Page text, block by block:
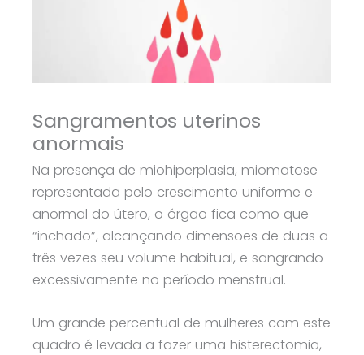
Sangramentos uterinos
anormais
Na presença de miohiperplasia, miomatose
representada pelo crescimento uniforme e
anormal do útero, o órgão fica como que
“inchado”, alcançando dimensões de duas a
três vezes seu volume habitual, e sangrando
excessivamente no período menstrual.
Um grande percentual de mulheres com este
quadro é levada a fazer uma histerectomia,